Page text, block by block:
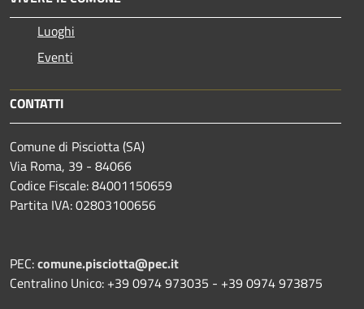
Luoghi
Eventi
CONTATTI
Comune di Pisciotta (SA)
Via Roma, 39 - 84066
Codice Fiscale: 84001150659
Partita IVA: 02803100656
PEC:comune.pisciotta@pec.it
Centralino Unico: +39 0974 973035 - +39 0974 973875